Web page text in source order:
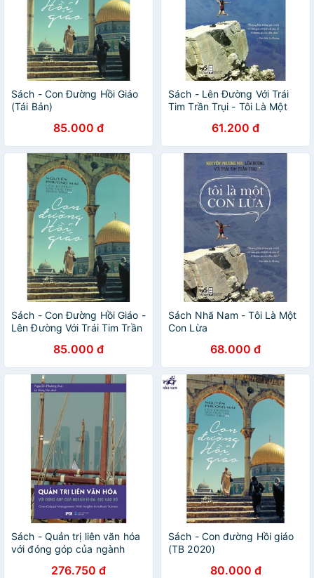
Sách - Con Đường Hồi Giáo
(Tái Bản)
85.000 đ
Sách - Lên Đường Với Trái
Tim Trần Trụi - Tôi Là Một
61.200 đ
Sách - Con Đường Hồi Giáo -
Lên Đường Với Trái Tim Trần
85.000 đ
Sách Nhã Nam - Tôi Là Một
Con Lừa
68.000 đ
Sách - Quản trị liên văn hóa
với đóng góp của ngành
276.750 đ
Sách - Con đường Hồi giáo
(TB 2020)
80.000 đ